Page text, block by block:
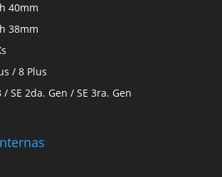
40mm
38mm
/ 8 Plus
SE 2da. Gen / SE 3ra. Gen